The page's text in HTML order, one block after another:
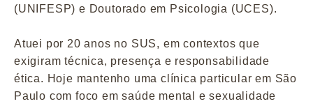
(UNIFESP) e Doutorado em Psicologia (UCES).
Atuei por 20 anos no SUS, em contextos que
exigiram técnica, presença e responsabilidade
ética. Hoje mantenho uma clínica particular em São
Paulo com foco em saúde mental e sexualidade